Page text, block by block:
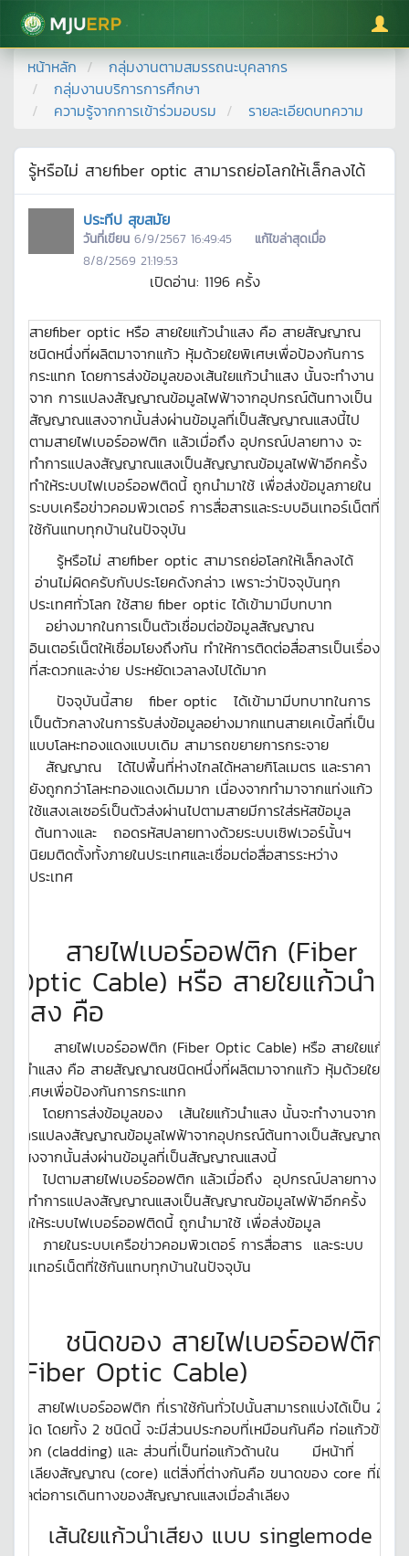
มหาวิทยาลัยแม่โจ้
หน้าหลัก
กลุ่มงานตามสมรรถนะบุคลากร
กลุ่มงานบริการการศึกษา
ความรู้จากการเข้าร่วมอบรม
รายละเอียดบทความ
รู้หรือไม่ สายfiber optic สามารถย่อโลกให้เล็กลงได้
ประทีป สุขสมัย
วันที่เขียน 6/9/2567 16:49:45
แก้ไขล่าสุดเมื่อ
8/8/2569 21:19:53
เปิดอ่าน: 1196 ครั้ง
สายfiber optic หรือ สายใยแก้วนําแสง คือ สายสัญญาณ
ชนิดหนึ่งที่ผลิตมาจากแก้ว หุ้มด้วยใยพิเศษเพื่อป้องกันการ
กระแทก โดยการส่งข้อมูลของเส้นใยแก้วนำแสง นั้นจะทำงาน
จาก การแปลงสัญญาณข้อมูลไฟฟ้าจากอุปกรณ์ต้นทางเป็น
สัญญาณแสงจากนั้นส่งผ่านข้อมูลที่เป็นสัญญาณแสงนี้ไป
ตามสายไฟเบอร์ออฟติก แล้วเมื่อถึง อุปกรณ์ปลายทาง จะ
ทำการแปลงสัญญาณแสงเป็นสัญญาณข้อมูลไฟฟ้าอีกครั้ง
ทำให้ระบบไฟเบอร์ออฟติดนี้ ถูกนำมาใช้ เพื่อส่งข้อมูลภายใน
ระบบเครือข่าวคอมพิวเตอร์ การสื่อสารและระบบอินเทอร์เน็ตที่
ใช้กันแทบทุกบ้านในปัจจุบัน
รู้หรือไม่ สายfiber optic สามารถย่อโลกให้เล็กลงได้
อ่านไม่ผิดครับกับประโยคดังกล่าว เพราะว่าปัจจุบันทุก
ประเทศทั่วโลก ใช้สาย fiber optic ได้เข้ามามีบทบาท
อย่างมากในการเป็นตัวเชื่อมต่อข้อมูลสัญญาณ
อินเตอร์เน็ตให้เชื่อมโยงถึงกัน ทำให้การติดต่อสื่อสารเป็นเรื่อง
ที่สะดวกและง่าย ประหยัดเวลาลงไปได้มาก
ปัจจุบันนี้สาย fiber optic ได้เข้ามามีบทบาทในการ
เป็นตัวกลางในการรับส่งข้อมูลอย่างมากแทนสายเคเบิ้ลที่เป็น
แบบโลหะทองแดงแบบเดิม สามารถขยายการกระจาย
สัญญาณ ได้ไปพื้นที่ห่างไกลได้หลายกิโลเมตร และราคา
ยังถูกกว่าโลหะทองแดงเดิมมาก เนื่องจากทำมาจากแท่งแก้ว
ใช้แสงเลเซอร์เป็นตัวส่งผ่านไปตามสายมีการใส่รหัสข้อมูล
ต้นทางและ ถอดรหัสปลายทางด้วยระบบเซิฟเวอร์นั้นฯ
นิยมติดตั้งทั้งภายในประเทศและเชื่อมต่อสื่อสารระหว่าง
ประเทศ
สายไฟเบอร์ออฟติก (Fiber
Optic Cable) หรือ สายใยแก้วนํา
แสง คือ
สายไฟเบอร์ออฟติก (Fiber Optic Cable) หรือ สายใยแก้
วนําแสง คือ สายสัญญาณชนิดหนึ่งที่ผลิตมาจากแก้ว หุ้มด้วยใย
พิเศษเพื่อป้องกันการกระแทก
โดยการส่งข้อมูลของ เส้นใยแก้วนำแสง นั้นจะทำงานจาก
การแปลงสัญญาณข้อมูลไฟฟ้าจากอุปกรณ์ต้นทางเป็นสัญญาณ
แสงจากนั้นส่งผ่านข้อมูลที่เป็นสัญญาณแสงนี้
ไปตามสายไฟเบอร์ออฟติก แล้วเมื่อถึง อุปกรณ์ปลายทาง
จะทำการแปลงสัญญาณแสงเป็นสัญญาณข้อมูลไฟฟ้าอีกครั้ง
ทำให้ระบบไฟเบอร์ออฟติดนี้ ถูกนำมาใช้ เพื่อส่งข้อมูล
ภายในระบบเครือข่าวคอมพิวเตอร์ การสื่อสาร และระบบ
อินเทอร์เน็ตที่ใช้กันแทบทุกบ้านในปัจจุบัน
ชนิดของ สายไฟเบอร์ออฟติก
(Fiber Optic Cable)
สายไฟเบอร์ออฟติก ที่เราใช้กันทั่วไปนั้นสามารถแบ่งได้เป็น 2
ชนิด โดยทั้ง 2 ชนิดนี้ จะมีส่วนประกอบที่เหมือนกันคือ ท่อแก้วข้าง
นอก (cladding) และ ส่วนที่เป็นท่อแก้วด้านใน มีหน้าที่
ลำเลียงสัญญาณ (core) แต่สิ่งที่ต่างกันคือ ขนาดของ core ที่มี
ผลต่อการเดินทางของสัญญาณแสงเมื่อลำเลียง
เส้นใยแก้วนำเสียง แบบ singlemode